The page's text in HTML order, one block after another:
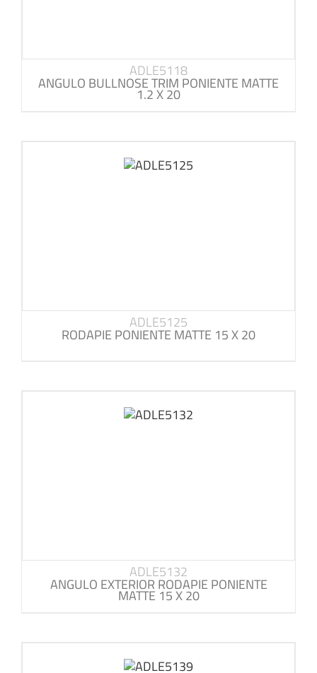
ADLE5118
ANGULO BULLNOSE TRIM PONIENTE MATTE
1.2 X 20
ADLE5125
RODAPIE PONIENTE MATTE 15 X 20
ADLE5132
ANGULO EXTERIOR RODAPIE PONIENTE
MATTE 15 X 20